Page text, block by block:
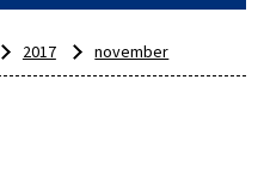
2017 november